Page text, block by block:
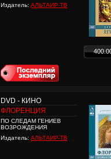
Издатель: АЛЬТАИР-ТВ
DVD - КИНО
ФЛОРЕНЦИЯ
ПО СЛЕДАМ ГЕНИЕВ
ВОЗРОЖДЕНИЯ
Издатель: АЛЬТАИР-ТВ